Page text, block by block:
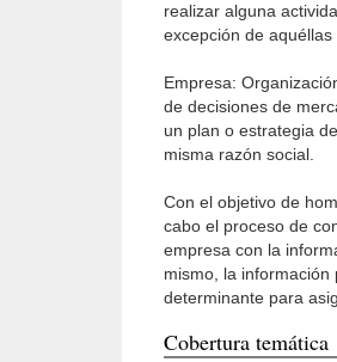
realizar alguna
excepción de
Empresa:
de decisiones de
un plan o estrategia
misma razón social.
Con el objetivo de
cabo el proceso de
empresa con la
mismo, la
determinante para
Cobertura temática